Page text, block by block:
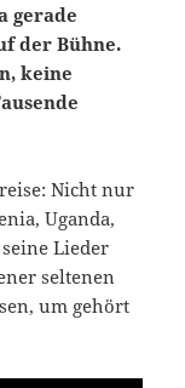
gerade
der Bühne.
keine
Nicht nur
Uganda,
Lieder
seltenen
um gehört